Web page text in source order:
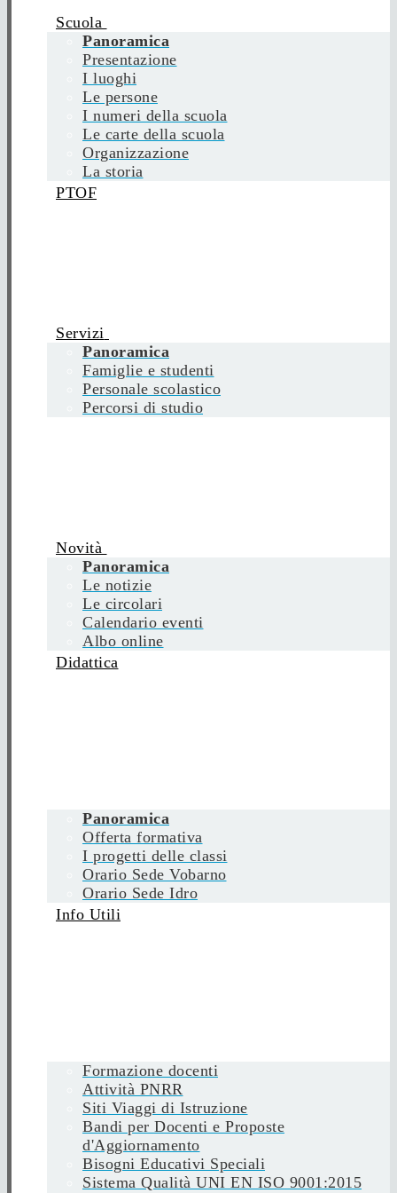
Scuola
Panoramica
Presentazione
I luoghi
Le persone
I numeri della scuola
Le carte della scuola
Organizzazione
La storia
PTOF
Servizi
Panoramica
Famiglie e studenti
Personale scolastico
Percorsi di studio
Novità
Panoramica
Le notizie
Le circolari
Calendario eventi
Albo online
Didattica
Panoramica
Offerta formativa
I progetti delle classi
Orario Sede Vobarno
Orario Sede Idro
Info Utili
Formazione docenti
Attività PNRR
Siti Viaggi di Istruzione
Bandi per Docenti e Proposte
d'Aggiornamento
Bisogni Educativi Speciali
Sistema Qualità UNI EN ISO 9001:2015